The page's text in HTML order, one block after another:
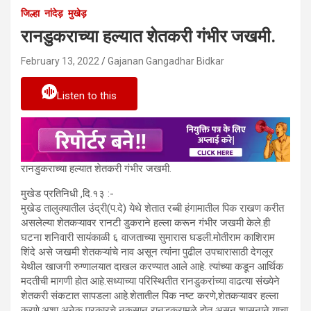
जिल्हा नांदेड़ मुखेड़
रानडुकराच्या हल्यात शेतकरी गंभीर जखमी.
February 13, 2022 Gajanan Gangadhar Bidkar
Listen to this
रानडुकराच्या हल्यात शेतकरी गंभीर जखमी.
मुखेड प्रतिनिधी ,दि.१३ :-
मुखेड तालुक्यातील उंद्री(प.दे) येथे शेतात रब्बी हंगामातील पिक राखण करीत
असलेल्या शेतकऱ्यावर रानटी डुकराने हल्ला करून गंभीर जखमी केले.ही
घटना शनिवारी सायंकाळी ६ वाजताच्या सुमारास घडली.मोतीराम काशिराम
शिंदे असे जखमी शेतकऱ्यांचे नाव असून त्यांना पुढील उपचारासाठी देगलूर
येथील खाजगी रुग्णालयात दाखल करण्यात आले आहे. त्यांच्या कडून आर्थिक
मदतीची मागणी होत आहे.सध्याच्या परिस्थितीत रानडुकरांच्या वाढत्या संख्येने
शेतकरी संकटात सापडला आहे.शेतातील पिक नष्ट करणे,शेतकऱ्यावर हल्ला